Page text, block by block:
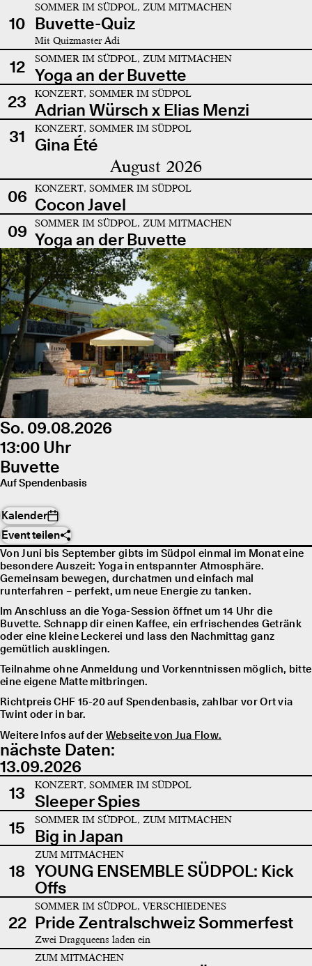
10
SOMMER IM SÜDPOL, ZUM MITMACHEN
Buvette-Quiz
Mit Quizmaster Adi
12 SOMMER IM SÜDPOL, ZUM MITMACHEN
Yoga an der Buvette
23
KONZERT, SOMMER IM SÜDPOL
Adrian Würsch x Elias Menzi
31
KONZERT, SOMMER IM SÜDPOL
Gina Été
August 2026
06 KONZERT, SOMMER IM SÜDPOL
Cocon Javel
09
SOMMER IM SÜDPOL, ZUM MITMACHEN
Yoga an der Buvette
So. 09.08.2026
13:00 Uhr
Buvette
Auf Spendenbasis
Kalender
Event teilen
Von Juni bis September gibts im Südpol einmal im Monat eine
besondere Auszeit: Yoga in entspannter Atmosphäre.
Gemeinsam bewegen, durchatmen und einfach mal
runterfahren – perfekt, um neue Energie zu tanken.
Im Anschluss an die Yoga-Session öffnet um 14 Uhr die
Buvette. Schnapp dir einen Kaffee, ein erfrischendes Getränk
oder eine kleine Leckerei und lass den Nachmittag ganz
gemütlich ausklingen.
Teilnahme ohne Anmeldung und Vorkenntnissen möglich, bitte
eine eigene Matte mitbringen.
Richtpreis CHF 15-20 auf Spendenbasis, zahlbar vor Ort via
Twint oder in bar.
Weitere Infos auf der Webseite von Jua Flow.
nächste Daten:
13.09.2026
13
KONZERT, SOMMER IM SÜDPOL
Sleeper Spies
15
SOMMER IM SÜDPOL, ZUM MITMACHEN
Big in Japan
18
ZUM MITMACHEN
YOUNG ENSEMBLE SÜDPOL: Kick
Offs
22
SOMMER IM SÜDPOL, VERSCHIEDENES
Pride Zentralschweiz Sommerfest
Zwei Dragqueens laden ein
ZUM MITMACHEN